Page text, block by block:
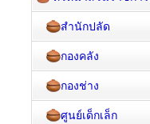
สำนักปลัด
กองคลัง
กองช่าง
ศูนย์เด็กเล็ก